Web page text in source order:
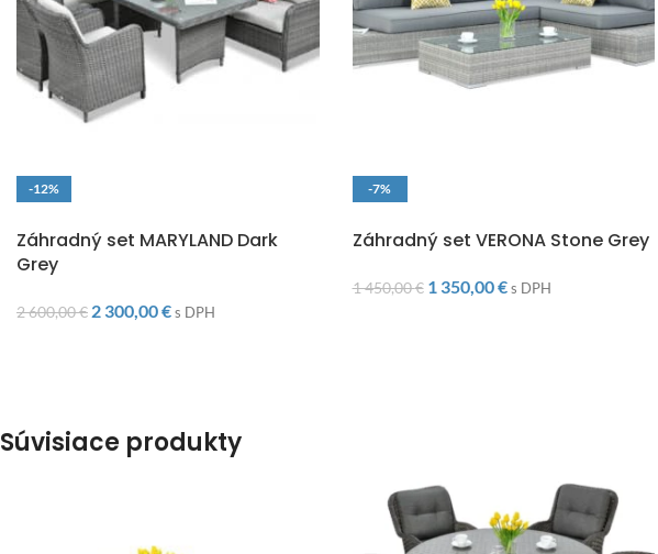
-12%
Záhradný set MARYLAND Dark
Grey
2 600,00€ 2 300,00€s DPH
-7%
Záhradný set VERONA Stone Grey
1 450,00€ 1 350,00€ s DPH
Súvisiace produkty